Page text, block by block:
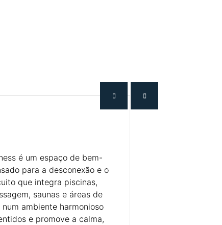
é um espaço de bem-
para a desconexão e o
que integra piscinas,
saunas e áreas de
ambiente harmonioso
e promove a calma,